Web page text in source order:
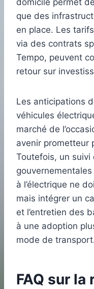
domicile permet
que des
en place. Les
via des contrats
Tempo, peuvent
retour sur
Les anticipations
véhicules
marché de
avenir prometteur
Toutefois, un
à l’électrique ne
mais intégrer un
et l’entretien des
à une adoption
mode de
FAQ sur